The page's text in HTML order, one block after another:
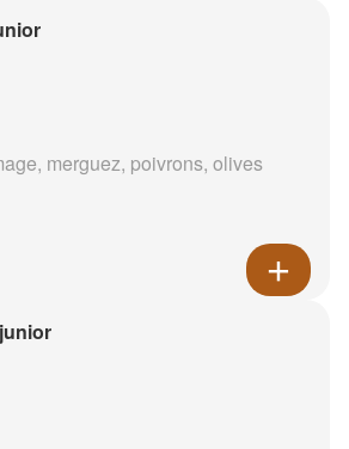
merguez, poivrons, olives